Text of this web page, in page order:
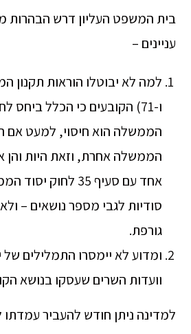
בית המשפט העליון דרש הבהרות
עניינים –
ו-71) הקובעים כי הכלל ביחס
הממשלה הוא חיסוי, למעט אם
הממשלה אחרת, וזאת היות והן
אחד עם סעיף 35
סודיות לגבי מספר נושאים –
גורפת.
ומדוע לא יימסרו התמלילים
וועדות השרים שעסקו בנושא
למדינה ניתן חודש להעביר